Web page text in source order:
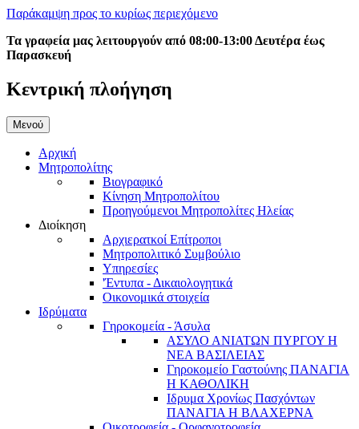
Παράκαμψη προς το κυρίως περιεχόμενο
Τα γραφεία μας λειτουργούν από 08:00-13:00 Δευτέρα έως
Παρασκευή
Κεντρική πλοήγηση
Μενού
Αρχική
Μητροπολίτης
Βιογραφικό
Κίνηση Μητροπολίτου
Προηγούμενοι Μητροπολίτες Ηλείας
Διοίκηση
Αρχιερατκοί Επίτροποι
Μητροπολιτικό Συμβούλιο
Υπηρεσίες
'Έντυπα - Δικαιολογητικά
Οικονομικά στοιχεία
Ιδρύματα
Γηροκομεία - Άσυλα
ΑΣΥΛΟ ΑΝΙΑΤΩΝ ΠΥΡΓΟΥ Η
ΝΕΑ ΒΑΣΙΛΕΙΑΣ
Γηροκομείο Γαστούνης ΠΑΝΑΓΙΑ
Η ΚΑΘΟΛΙΚΗ
Ιδρυμα Χρονίως Πασχόντων
ΠΑΝΑΓΙΑ Η ΒΛΑΧΕΡΝΑ